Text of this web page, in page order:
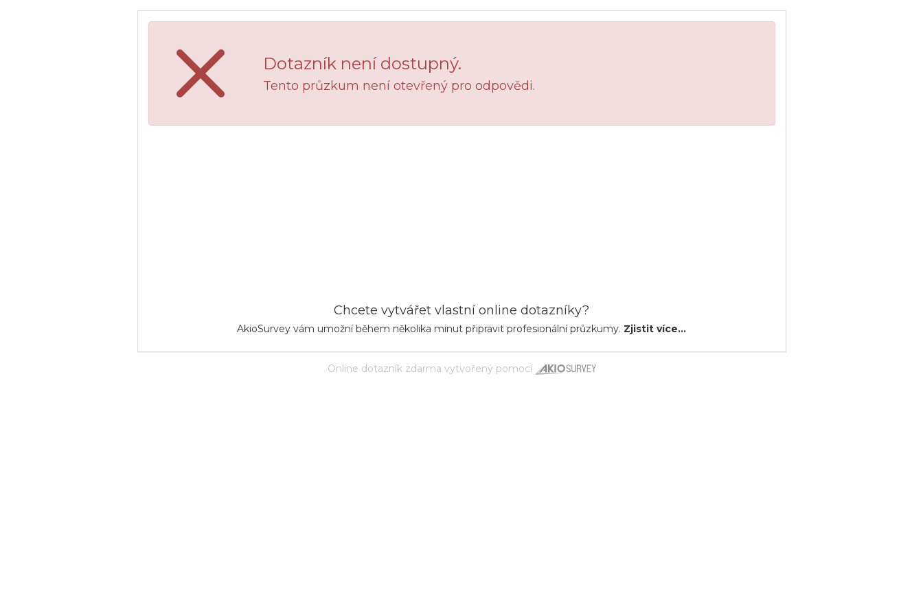
Dotazník není dostupný.
Tento průzkum není otevřený pro odpovědi.
Chcete vytvářet vlastní online dotazníky?
AkioSurvey vám umožní během několika minut připravit profesionální průzkumy. Zjistit více...
Online dotazník zdarma vytvořený pomocí